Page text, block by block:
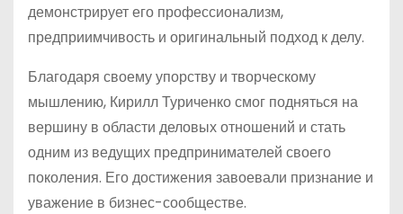
демонстрирует его профессионализм,
предприимчивость и оригинальный подход к делу.
Благодаря своему упорству и творческому
мышлению, Кирилл Туриченко смог подняться на
вершину в области деловых отношений и стать
одним из ведущих предпринимателей своего
поколения. Его достижения завоевали признание и
уважение в бизнес-сообществе.